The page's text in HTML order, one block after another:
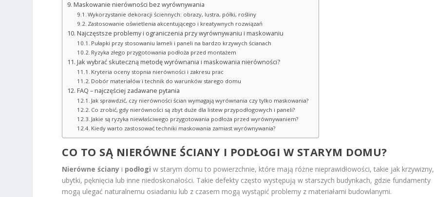
Maskowanie nierówności bez wyrównywania
Wykorzystanie dekoracji ściennych: obrazy, lustra, półki, rośliny
Zastosowanie oświetlenia akcentującego i kreatywnych rozwiązań
Najczęstsze problemy i ograniczenia przy wyrównywaniu i maskowaniu
Pułapki przy stosowaniu lameli i paneli na bardzo krzywych ścianach
Ryzyka złego przygotowania podłoża przed montażem
Jak wybrać skuteczną metodę wyrównania i maskowania nierówności?
Kryteria oceny stopnia nierówności i zakresu prac
Dobór materiałów i technik do warunków starego domu
FAQ – najczęściej zadawane pytania
Jak sprawdzić, czy nierówności ścian wymagają wyrównania czy tylko maskowania?
Co zrobić, gdy nierówności są zbyt duże dla listew przypodłogowych i paneli?
Jakie są ryzyka niewłaściwego przygotowania podłoża przed wyrównywaniem?
Kiedy warto zastosować techniki maskowania zamiast wyrównywania?
CO TO SĄ NIERÓWNE ŚCIANY I PODŁOGI W STARYM DOMU?
Nierówne ściany i podłogi w starym domu to powierzchnie, które mają różne nieprawidłowości, takie jak krzywizny,
ubytki, pęknięcia lub inne niedoskonałości. Takie defekty często występują w starszych budynkach, gdzie fundamenty
mogą ulegać naturalnemu osiadaniu lub z czasem mogą wystąpić problemy z materiałami budowlanymi.